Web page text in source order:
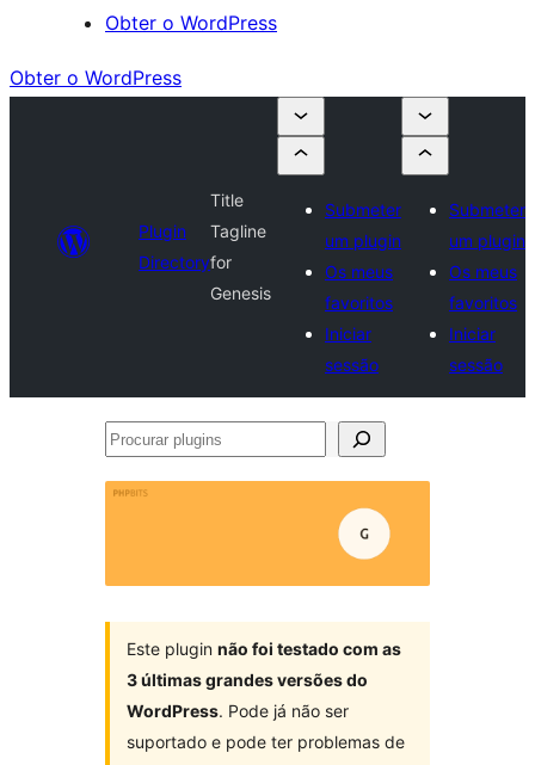
Obter o WordPress
Obter o WordPress
Plugin
Directory
Title
Tagline
for
Genesis
Submeter
um plugin
Os meus
favoritos
Iniciar
sessão
Submeter
um plugin
Os meus
favoritos
Iniciar
sessão
Procurar
Este plugin não foi testado com as
3 últimas grandes versões do
WordPress. Pode já não ser
suportado e pode ter problemas de